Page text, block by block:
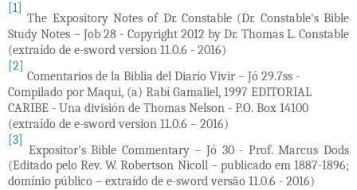
[1]
The Expository Notes of Dr. Constable (Dr. Constable's Bible
Study Notes – Job 28 - Copyright 2012 by Dr. Thomas L. Constable
(extraído de e-sword version 11.0.6 - 2016)
[2]
Comentarios de la Biblia del Diario Vivir – Jó 29.7ss -
Compilado por Maqui, (a) Rabí Gamaliel, 1997 EDITORIAL
CARIBE - Una división de Thomas Nelson - P.O. Box 14100
(extraído de e-sword version 11.0.6 – 2016)
[3]
Expositor's Bible Commentary – Jó 30 - Prof. Marcus Dods
(Editado pelo Rev. W. Robertson Nicoll – publicado em 1887-1896;
domínio público – extraído de e-sword versão 11.0.6 - 2016)